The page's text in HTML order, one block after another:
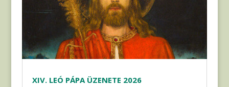
XIV. LEÓ PÁPA ÜZENETE 2026